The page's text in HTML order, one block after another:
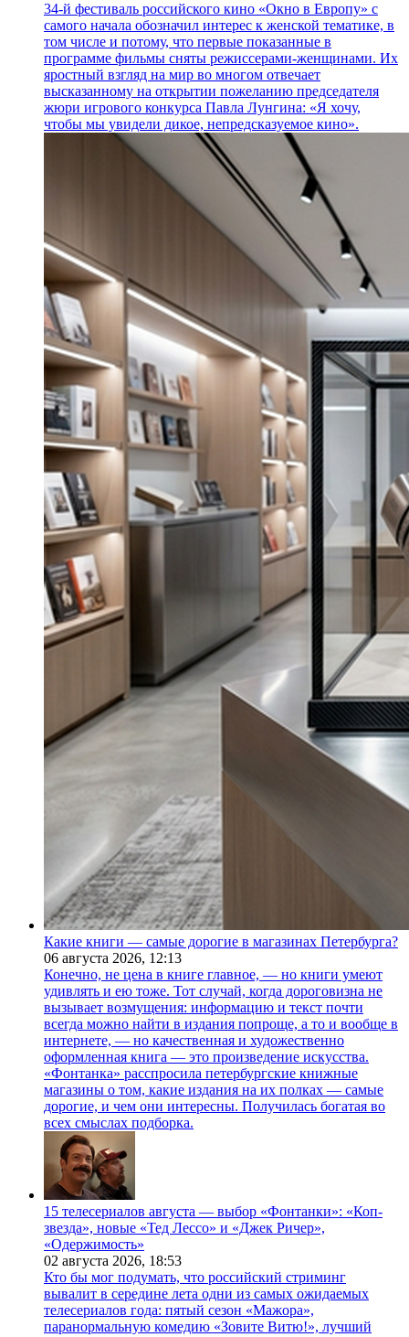
34-й фестиваль российского кино «Окно в Европу» с
самого начала обозначил интерес к женской тематике, в
том числе и потому, что первые показанные в
программе фильмы сняты режиссерами-женщинами. Их
яростный взгляд на мир во многом отвечает
высказанному на открытии пожеланию председателя
жюри игрового конкурса Павла Лунгина: «Я хочу,
чтобы мы увидели дикое, непредсказуемое кино».
Какие книги — самые дорогие в магазинах Петербурга?
06 августа 2026, 12:13
Конечно, не цена в книге главное, — но книги умеют
удивлять и ею тоже. Тот случай, когда дороговизна не
вызывает возмущения: информацию и текст почти
всегда можно найти в издания попроще, а то и вообще в
интернете, — но качественная и художественно
оформленная книга — это произведение искусства.
«Фонтанка» расспросила петербургские книжные
магазины о том, какие издания на их полках — самые
дорогие, и чем они интересны. Получилась богатая во
всех смыслах подборка.
15 телесериалов августа — выбор «Фонтанки»: «Коп-
звезда», новые «Тед Лессо» и «Джек Ричер»,
«Одержимость»
02 августа 2026, 18:53
Кто бы мог подумать, что российский стриминг
вывалит в середине лета одни из самых ожидаемых
телесериалов года: пятый сезон «Мажора»,
паранормальную комедию «Зовите Витю!», лучший